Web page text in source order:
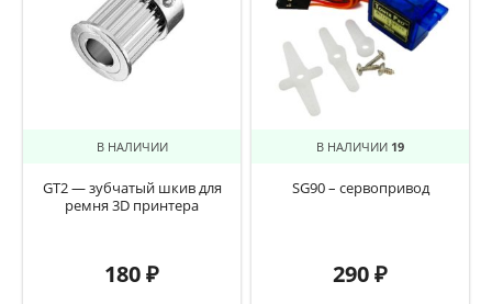
В НАЛИЧИИ
GT2 — зубчатый шкив для
ремня 3D принтера
180₽
В НАЛИЧИИ 19
SG90 – сервопривод
290₽